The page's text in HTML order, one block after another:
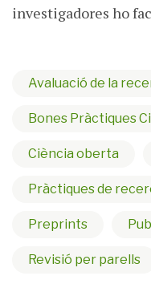
investigadores ho
Avaluació de la
Bones Pràctiques
Ciència oberta
Pràctiques de
Preprints
Revisió per parells